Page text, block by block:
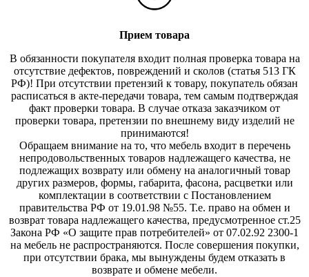
Прием товара
В обязанности покупателя входит полная проверка товара на
отсутствие дефектов, повреждений и сколов (статья 513 ГК
РФ)! При отсутствии претензий к товару, покупатель обязан
расписаться в акте-передачи товара, тем самым подтверждая
факт проверки товара. В случае отказа заказчиком от
проверки товара, претензии по внешнему виду изделий не
принимаются!
Обращаем внимание на то, что мебель входит в перечень
непродовольственных товаров надлежащего качества, не
подлежащих возврату или обмену на аналогичный товар
других размеров, формы, габарита, фасона, расцветки или
комплектации в соответствии с Постановлением
правительства РФ от 19.01.98 №55. Т.е. право на обмен и
возврат товара надлежащего качества, предусмотренное ст.25
Закона РФ «О защите прав потребителей» от 07.02.92 2300-1
на мебель не распространяются. После совершения покупки,
при отсутствии брака, мы вынуждены будем отказать в
возврате и обмене мебели.